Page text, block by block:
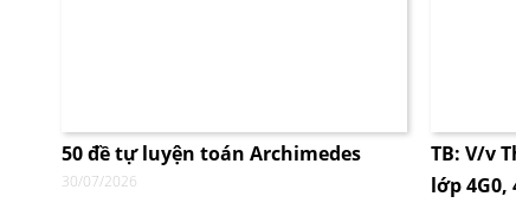
50 đề tự luyện toán Archimedes
30/07/2026
TB: V/v
lớp 4G0,